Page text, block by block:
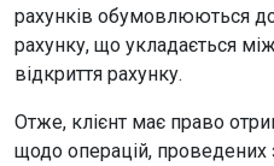
рахунків обумовлюються
рахунку, що укладається
відкриття рахунку.
Отже, клієнт має право
щодо операцій, проведених